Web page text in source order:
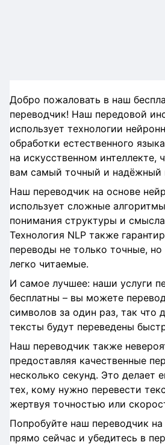
Добро пожаловать в наш
переводчик! Наш передовой
использует технологии
обработки естественного
на искусственном интеллекте,
вам самый точный и надёжный
Наш переводчик на основе
использует сложные
понимания структуры и
Технология NLP также
переводы не только точные,
легко читаемые.
И самое лучшее: наши услуги
бесплатны – вы можете
символов за один раз, так что
тексты будут переведены
Наш переводчик также
предоставляя качественные
несколько секунд. Это делает
тех, кому нужно перевести
жертвуя точностью или
Попробуйте наш переводчик
прямо сейчас и убедитесь в